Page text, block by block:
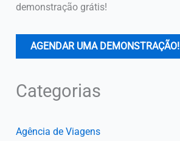
demonstração grátis!
AGENDAR UMA DEMONSTRAÇÃO!
Categorias
Agência de Viagens